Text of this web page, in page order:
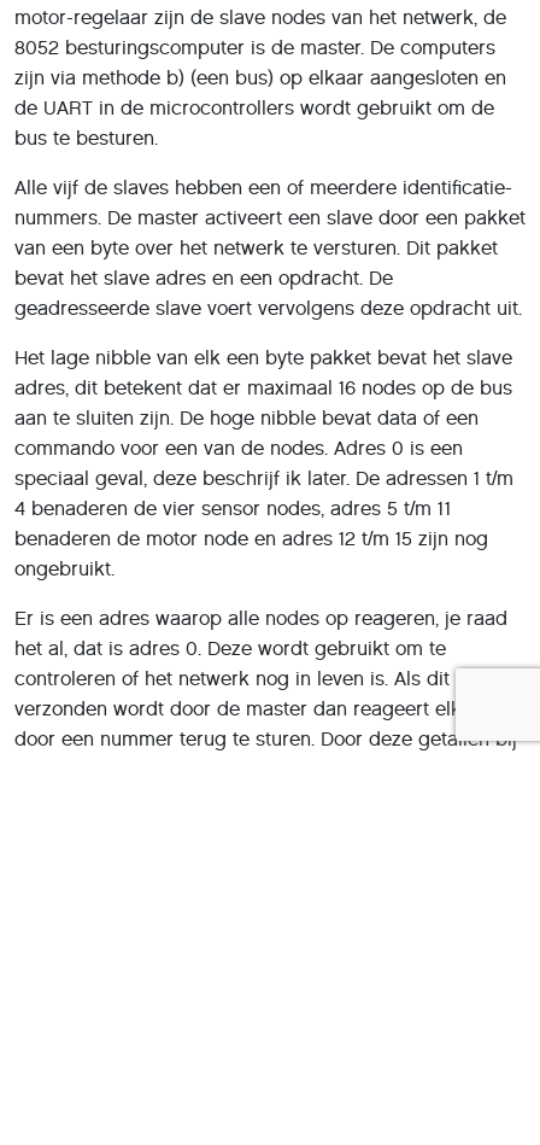
motor-regelaar zijn de slave nodes van het netwerk, de
8052 besturingscomputer is de master. De computers
zijn via methode b) (een bus) op elkaar aangesloten en
de UART in de microcontrollers wordt gebruikt om de
bus te besturen.
Alle vijf de slaves hebben een of meerdere identificatie-
nummers. De master activeert een slave door een pakket
van een byte over het netwerk te versturen. Dit pakket
bevat het slave adres en een opdracht. De
geadresseerde slave voert vervolgens deze opdracht uit.
Het lage nibble van elk een byte pakket bevat het slave
adres, dit betekent dat er maximaal 16 nodes op de bus
aan te sluiten zijn. De hoge nibble bevat data of een
commando voor een van de nodes. Adres 0 is een
speciaal geval, deze beschrijf ik later. De adressen 1 t/m
4 benaderen de vier sensor nodes, adres 5 t/m 11
benaderen de motor node en adres 12 t/m 15 zijn nog
ongebruikt.
Er is een adres waarop alle nodes op reageren, je raad
het al, dat is adres 0. Deze wordt gebruikt om te
controleren of het netwerk nog in leven is. Als dit adres
verzonden wordt door de master dan reageert elke node
door een nummer terug te sturen. Door deze getallen bij